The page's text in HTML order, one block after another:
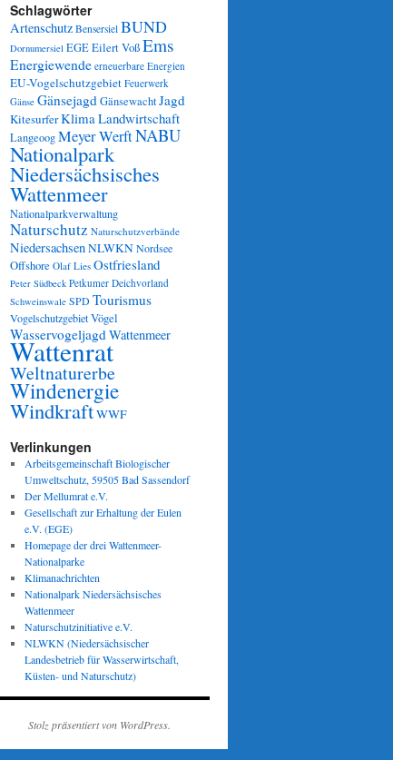
Schlagwörter
Artenschutz Bensersiel BUND
Dornumersiel EGEEilert VoßEms
Energiewende erneuerbare Energien
EU-Vogelschutzgebiet Feuerwerk
Gänse GänsejagdGänsewachtJagd
KitesurferKlimaLandwirtschaft
LangeoogMeyer WerftNABU
Nationalpark
Niedersächsisches
Wattenmeer
Nationalparkverwaltung
Naturschutz Naturschutzverbände
NiedersachsenNLWKNNordsee
Offshore Olaf Lies Ostfriesland
Peter Südbeck Petkumer Deichvorland
Schweinswale SPDTourismus
VogelschutzgebietVögel
WasservogeljagdWattenmeer
Wattenrat
Weltnaturerbe
Windenergie
WindkraftWWF
Verlinkungen
Arbeitsgemeinschaft Biologischer
Umweltschutz, 59505 Bad Sassendorf
Der Mellumrat e.V.
Gesellschaft zur Erhaltung der Eulen
e.V. (EGE)
Homepage der drei Wattenmeer-
Nationalparke
Klimanachrichten
Nationalpark Niedersächsisches
Wattenmeer
Naturschutzinitiative e.V.
NLWKN (Niedersächsischer
Landesbetrieb für Wasserwirtschaft,
Küsten- und Naturschutz)
Stolz präsentiert von WordPress.